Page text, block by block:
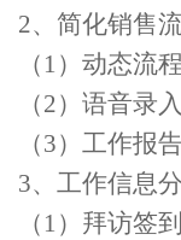
2、简化销售
（1）动态流
（2）语音录
（3）工作报
3、工作信息
（1）拜访签